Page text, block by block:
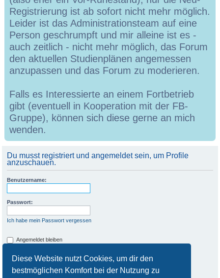
Diese Website nutzt Cookies, um dir den
bestmöglichen Komfort bei der Nutzung zu
Registrierung ist ab sofort nicht mehr möglich.
Leider ist das Administrationsteam auf eine
Person geschrumpft und mir alleine ist es -
auch zeitlich - nicht mehr möglich, das Forum
den aktuellen Studienplänen angemessen
anzupassen und das Forum zu moderieren.
Falls es Interessierte an einem Fortbetrieb
gibt (eventuell in Kooperation mit der FB-
Gruppe), können sich diese gerne an mich
wenden.
Du musst registriert und angemeldet sein, um Profile
anzuschauen.
Benutzername:
Passwort:
Ich habe mein Passwort vergessen
Angemeldet bleiben